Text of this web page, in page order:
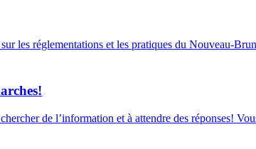
les réglementations et les pratiques du Nouveau-
de l’information et à attendre des réponses!